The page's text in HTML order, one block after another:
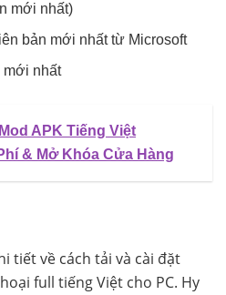
mới nhất)
bản mới nhất từ Microsoft
mới nhất
APK Tiếng Việt
& Mở Khóa Cửa Hàng
tiết về cách tải và cài đặt
full tiếng Việt cho PC. Hy